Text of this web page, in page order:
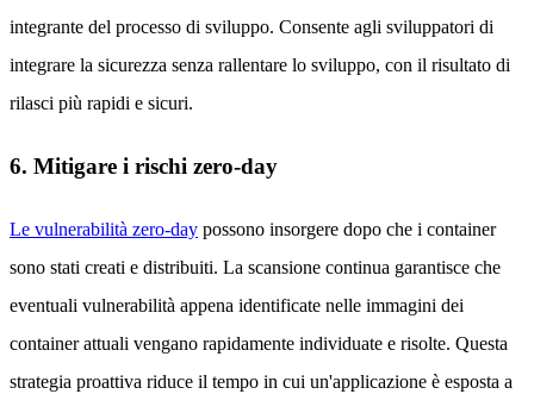
integrante del processo di sviluppo. Consente agli sviluppatori di
integrare la sicurezza senza rallentare lo sviluppo, con il risultato di
rilasci più rapidi e sicuri.
6. Mitigare i rischi zero-day
Le vulnerabilità zero-day possono insorgere dopo che i container
sono stati creati e distribuiti. La scansione continua garantisce che
eventuali vulnerabilità appena identificate nelle immagini dei
container attuali vengano rapidamente individuate e risolte. Questa
strategia proattiva riduce il tempo in cui un'applicazione è esposta a